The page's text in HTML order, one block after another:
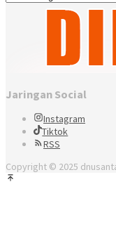
Jaringan Social
Instagram
Tiktok
RSS
Copyright © 2025